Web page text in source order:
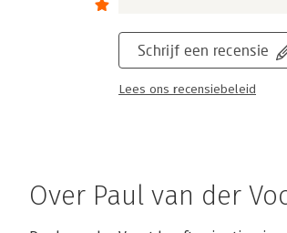
Schrijf een recensie
Lees ons recensiebeleid
Over Paul van der